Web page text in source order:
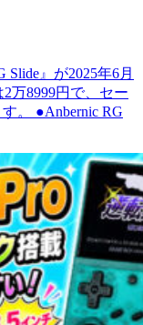
』が2025年6月
万8999円で、セー
。 ●Anbernic RG